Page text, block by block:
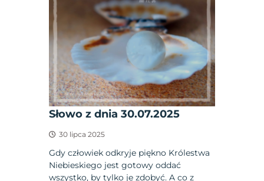
Słowo z dnia 30.07.2025
30 lipca 2025
Gdy człowiek odkryje piękno Królestwa
Niebieskiego jest gotowy oddać
wszystko, by tylko je zdobyć. A co z